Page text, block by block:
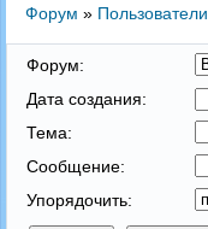
Форум » Пользователи
Форум:
Дата создания:
Тема:
Сообщение:
Упорядочить: